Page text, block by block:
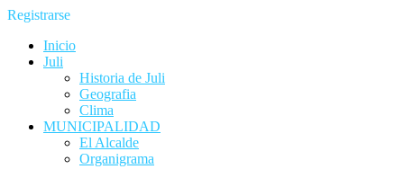
Registrarse
Inicio
Juli
Historia de Juli
Geografia
Clima
MUNICIPALIDAD
El Alcalde
Organigrama